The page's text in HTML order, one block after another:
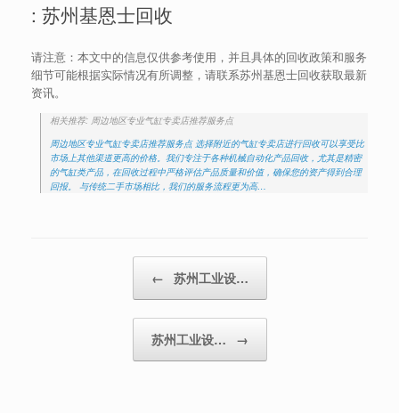
: 苏州基恩士回收
请注意：本文中的信息仅供参考使用，并且具体的回收政策和服务
细节可能根据实际情况有所调整，请联系苏州基恩士回收获取最新
资讯。
相关推荐: 周边地区专业气缸专卖店推荐服务点
周边地区专业气缸专卖店推荐服务点 选择附近的气缸专卖店进行回收可以享受比
市场上其他渠道更高的价格。我们专注于各种机械自动化产品回收，尤其是精密
的气缸类产品，在回收过程中严格评估产品质量和价值，确保您的资产得到合理
回报。 与传统二手市场相比，我们的服务流程更为高…
← 苏州工业设…
苏州工业设… →